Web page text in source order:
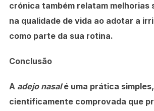
crónica também relatam melhorias
na qualidade de vida ao adotar a
como parte da sua rotina.
Conclusão
A adejo nasalé uma prática
cientificamente comprovada que